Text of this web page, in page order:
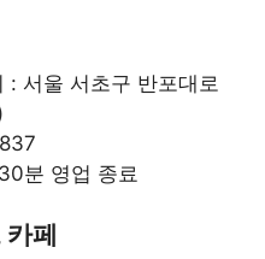
: 서울 서초구 반포대로
분 영업 종료
페